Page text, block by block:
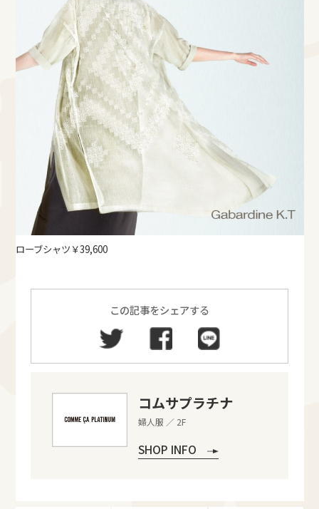
ローブシャツ￥39,600
この記事をシェアする
コムサプラチナ
婦人服 ／ 2F
SHOP INFO